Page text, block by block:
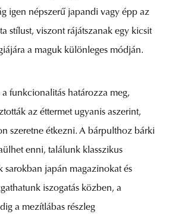
igen népszerű japandi vagy épp az
stílust, viszont rájátszanak egy kicsit
a maguk különleges módján.
funkcionalitás határozza meg,
az éttermet ugyanis aszerint,
szeretne étkezni. A bárpulthoz bárki
enni, találunk klasszikus
sarokban japán magazinokat és
iszogatás közben, a
a mezítlábas részleg